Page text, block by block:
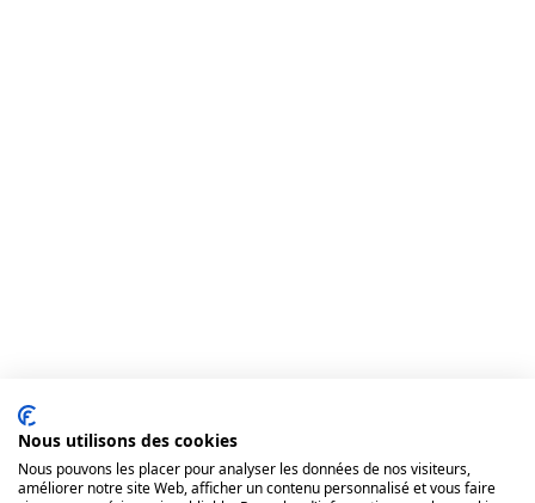
Nous utilisons des cookies
Nous pouvons les placer pour analyser les données de nos visiteurs,
améliorer notre site Web, afficher un contenu personnalisé et vous faire